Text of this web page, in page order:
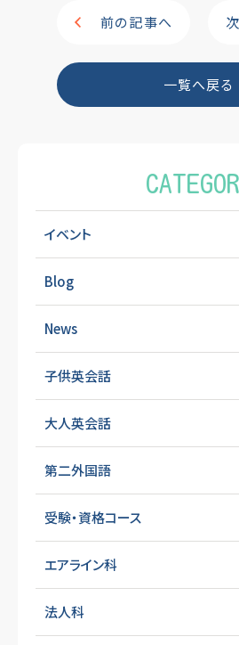
o
o
前の記事へ
一覧へ戻る
イベント
Blog
News
子供英会話
大人英会話
第二外国語
受験・資格コース
エアライン科
法人科